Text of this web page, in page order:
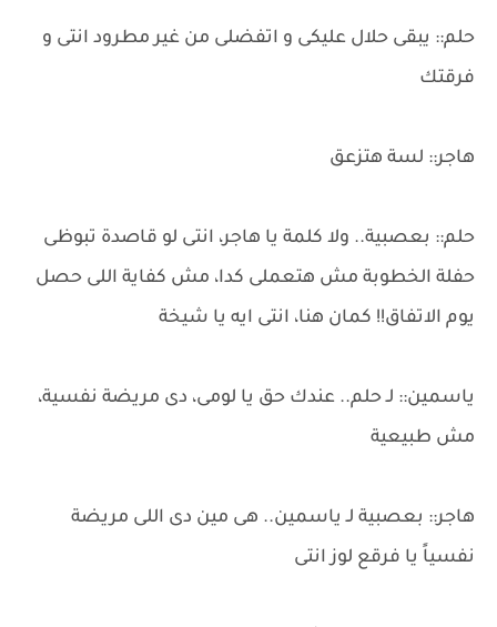
حلم:: يبقى حلال عليكى و اتفضلى من غير مطرود انتى و
فرقتك
هاجر:: لسة هتزعق
حلم:: بعصبية.. ولا كلمة يا هاجر، انتى لو قاصدة تبوظى
حفلة الخطوبة مش هتعملى كدا، مش كفاية اللى حصل
يوم الاتفاق!! كمان هنا، انتى ايه يا شيخة
ياسمين:: لـ حلم.. عندك حق يا لومى، دى مريضة نفسية،
مش طبيعية
هاجر:: بعصبية لـ ياسمين.. هى مين دى اللى مريضة
نفسياً يا فرقع لوز انتى